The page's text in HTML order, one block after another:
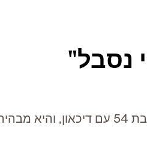
נסבל"
מילותיה של אישה בת 54 עם דיכאון,